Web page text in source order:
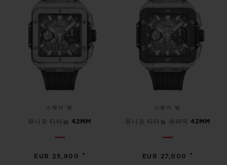
스퀘어 뱅
유니코 티타늄 42MM
EUR 25,900 •
스퀘어 뱅
유니코 티타늄 세라믹 42MM
EUR 27,000 •
익스클루시브 서비스
5+5 워런티
휴블로티스타 및 연장 보증